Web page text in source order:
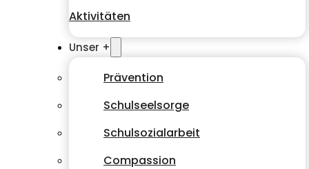
Aktivitäten
Unser +
Prävention
Schulseelsorge
Schulsozialarbeit
Compassion